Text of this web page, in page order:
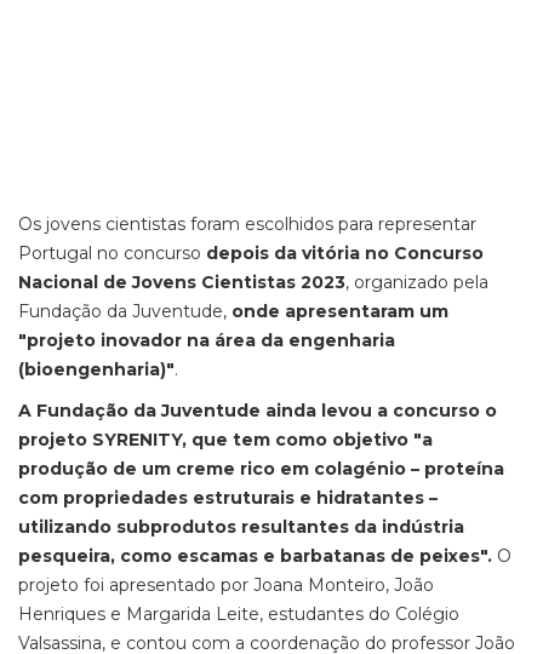
Os jovens cientistas foram escolhidos para representar
Portugal no concurso depois da vitória no Concurso
Nacional de Jovens Cientistas 2023, organizado pela
Fundação da Juventude, onde apresentaram um
"projeto inovador na área da engenharia
(bioengenharia)".
A Fundação da Juventude ainda levou a concurso o
projeto SYRENITY, que tem como objetivo "a
produção de um creme rico em colagénio – proteína
com propriedades estruturais e hidratantes –
utilizando subprodutos resultantes da indústria
pesqueira, como escamas e barbatanas de peixes". O
projeto foi apresentado por Joana Monteiro, João
Henriques e Margarida Leite, estudantes do Colégio
Valsassina, e contou com a coordenação do professor João